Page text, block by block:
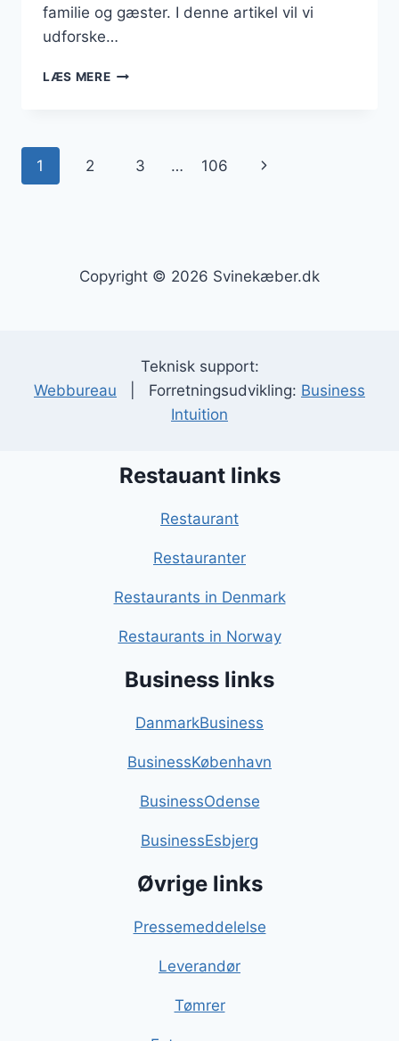
familie og gæster. I denne artikel vil vi
udforske…
LÆS MERELÆKKER
Side
1 2 3 … 106
Næste
Copyright © 2026 Svinekæber.dk
Teknisk support:
Webbureau | Forretningsudvikling: Business
Intuition
Restauant links
Restaurant
Restauranter
Restaurants in Denmark
Restaurants in Norway
Business links
DanmarkBusiness
BusinessKøbenhavn
BusinessOdense
BusinessEsbjerg
Øvrige links
Pressemeddelelse
Leverandør
Tømrer